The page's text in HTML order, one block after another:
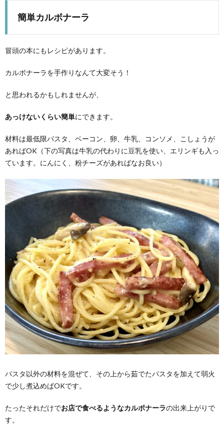
簡単カルボナーラ
冒頭の本にもレシピがあります。
カルボナーラを手作りなんて大変そう！
と思われるかもしれませんが、
あっけないくらい簡単にできます。
材料は最低限パスタ、ベーコン、卵、牛乳、コンソメ、こしょうが
あればOK（下の写真は牛乳の代わりに豆乳を使い、エリンギも入っ
ています。にんにく、粉チーズがあればなお良い）
パスタ以外の材料を混ぜて、その上から茹でたパスタを加えて弱火
で少し煮込めばOKです。
たったそれだけでお店で食べるようなカルボナーラの出来上がりで
す。